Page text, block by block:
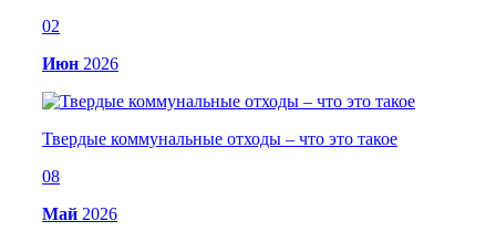
02
Июн 2026
Твердые коммунальные отходы – что это такое
08
Май 2026